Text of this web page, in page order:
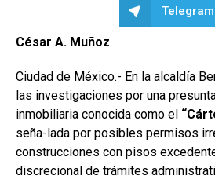
Telegram
César A. Muñoz
Ciudad de México.- En la alcaldía
las investigaciones por una
inmobiliaria conocida como el
seña-lada por posibles permisos
construcciones con pisos
discrecional de trámites